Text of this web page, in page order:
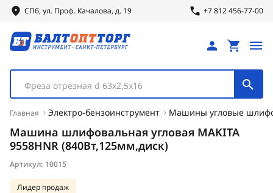
СПб, ул. Проф. Качалова, д. 19 +7 812 456-77-00
Фреза отрезная d 63х2,5х16
Главная Электро-бензоинструмент Машины угловые
Машина шлифовальная угловая MAKITA
9558HNR (840Вт,125мм,диск)
Артикул: 10015
Лидер продаж